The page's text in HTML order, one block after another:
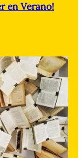
en Verano!